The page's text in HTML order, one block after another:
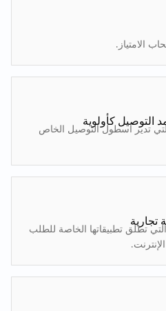
الامتياز.
التوصيل كأولوية
التي تدير أسطول التوصيل الخاص
تجارية
تطلق تطبيقاتها الخاصة للطلب